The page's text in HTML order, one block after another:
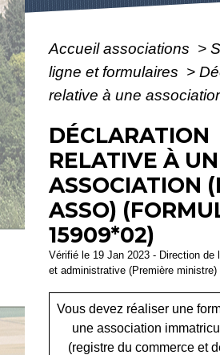
Accueil associations >
ligne et formulaires >
relative à une
DÉCLARATION
RELATIVE À
ASSOCIATION
ASSO)
15909*02)
Vérifié le 19 Jan 2023 - Direction de
et administrative (Première ministre)
Vous devez réaliser une
une association
(registre du commerce et